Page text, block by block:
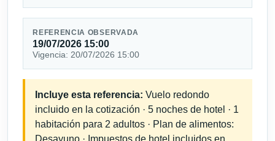
REFERENCIA OBSERVADA
19/07/2026 15:00
Vigencia: 20/07/2026 15:00
Incluye esta referencia: Vuelo redondo
incluido en la cotización · 5 noches de hotel · 1
habitación para 2 adultos · Plan de alimentos: